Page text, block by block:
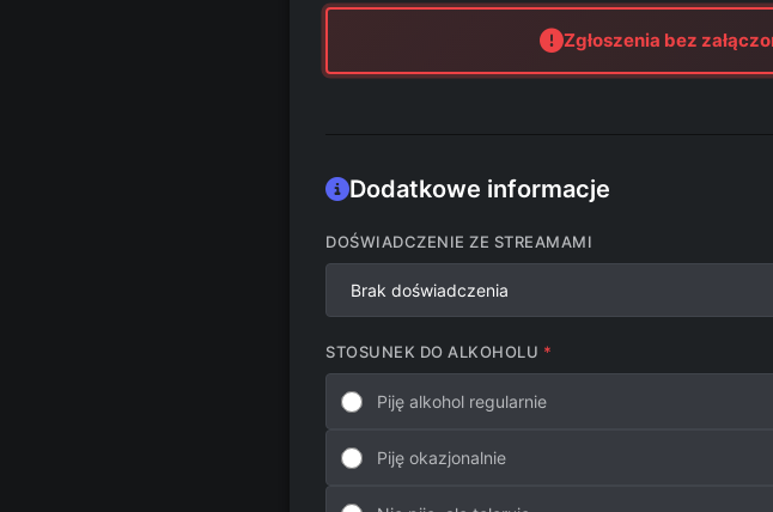
Zgłoszenia bez
Dodatkowe informacje
DOŚWIADCZENIE ZE STREAMAMI
STOSUNEK DO ALKOHOLU
Piję alkohol regularnie
Piję okazjonalnie